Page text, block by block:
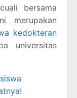
bersama
merupakan
kedokteran
universitas